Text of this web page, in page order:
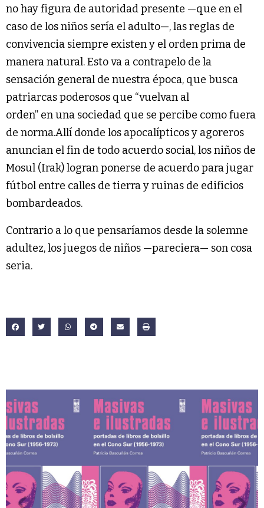
no hay figura de autoridad presente —que en el
caso de los niños sería el adulto—, las reglas de
convivencia siempre existen y el orden prima de
manera natural. Esto va a contrapelo de la
sensación general de nuestra época, que busca
patriarcas poderosos que “vuelvan al
orden” en una sociedad que se percibe como fuera
de norma.Allí donde los apocalípticos y agoreros
anuncian el fin de todo acuerdo social, los niños de
Mosul (Irak) logran ponerse de acuerdo para jugar
fútbol entre calles de tierra y ruinas de edificios
bombardeados.
Contrario a lo que pensaríamos desde la solemne
adultez, los juegos de niños —pareciera— son cosa
seria.